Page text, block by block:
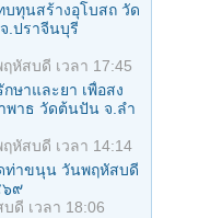
ทุนสร้างอุโบสถ วัด
.ปราจีนบุรี
หัสบดี เวลา 17:45
ษาและยา เพื่อสง
พาธ วัดต้นปัน จ.ลํา
หัสบดี เวลา 14:14
ท่าขนุน วันพฤหัสบดี
๖๙
ดี เวลา 18:06